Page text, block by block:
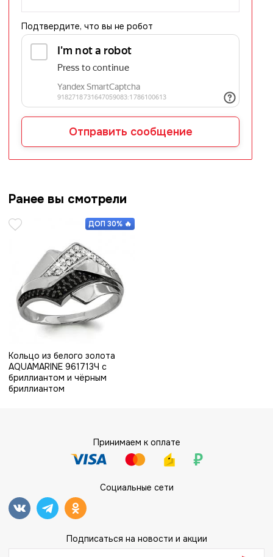
Подтвердите, что вы не робот
Отправить сообщение
Ранее вы смотрели
ДОП 30% 🔥

Кольцо из белого золота
AQUAMARINE 961713Ч с
бриллиантом и чёрным
бриллиантом
Принимаем к оплате
Социальные сети
Подписаться на новости и акции